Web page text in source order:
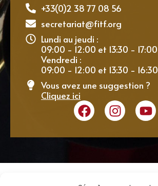
+33(0)2 38 77 08 56
secretariat@fitf.org
Lundi au jeudi :
09:00 - 12:00 et 13:30 - 17:00
Vendredi :
09:00 - 12:00 et 13:30 - 16:30
Vous avez une suggestion ?
Cliquez ici